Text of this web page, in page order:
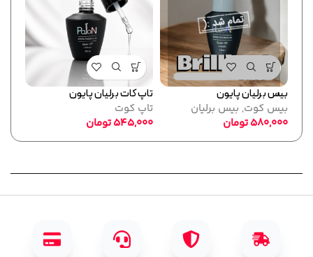
بیس برلیان پایون
بیس کوت, بیس برلیان
580,000تومان
تاپ کات برلیان پایون
تاپ کوت
545,000تومان